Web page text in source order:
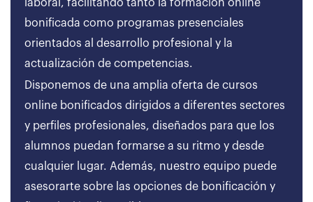
laboral, facilitando tanto la formación online
bonificada como programas presenciales
orientados al desarrollo profesional y la
actualización de competencias.
Disponemos de una amplia oferta de cursos
online bonificados dirigidos a diferentes sectores
y perfiles profesionales, diseñados para que los
alumnos puedan formarse a su ritmo y desde
cualquier lugar. Además, nuestro equipo puede
asesorarte sobre las opciones de bonificación y